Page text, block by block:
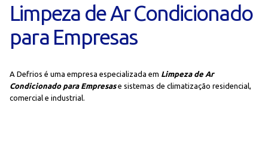
Limpeza de Ar Condicionado
para Empresas
A Defrios é uma empresa especializada em Limpeza de Ar
Condicionado para Empresase sistemas de climatização residencial,
comercial e industrial.